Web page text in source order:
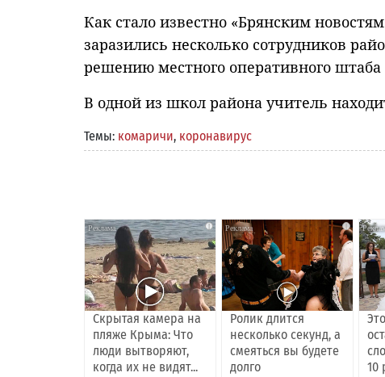
Как стало известно «Брянским
заразились несколько сотрудников
решению местного оперативного штаба
В одной из школ района учитель
Темы: комаричи, коронавирус
i
Скрытая камера на
пляже Крыма: Что
люди вытворяют,
когда их не видят...
i
Ролик длится
несколько секунд, а
смеяться вы будете
долго
10